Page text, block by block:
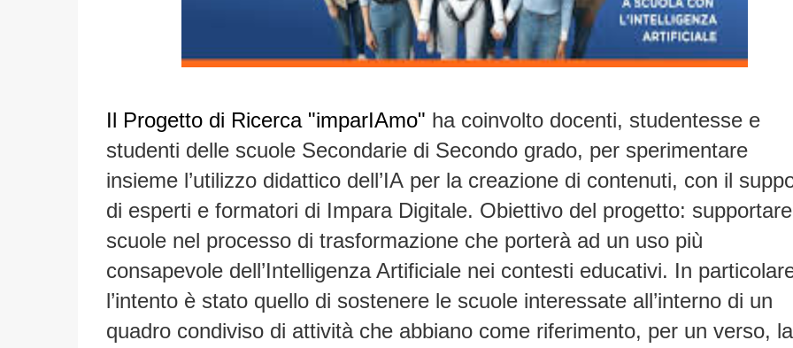
Il Progetto di Ricerca "imparIAmo" ha coinvolto docenti, studentesse e
studenti delle scuole Secondarie di Secondo grado, per sperimentare
insieme l’utilizzo didattico dell’IA per la creazione di contenuti, con il
di esperti e formatori di Impara Digitale. Obiettivo del progetto:
scuole nel processo di trasformazione che porterà ad un uso più
consapevole dell’Intelligenza Artificiale nei contesti educativi. In
l’intento è stato quello di sostenere le scuole interessate all’interno di un
quadro condiviso di attività che abbiano come riferimento, per un verso, la